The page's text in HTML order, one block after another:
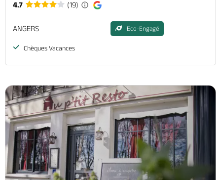
4.7
(19)
ANGERS Eco-Engagé
Chèques Vacances